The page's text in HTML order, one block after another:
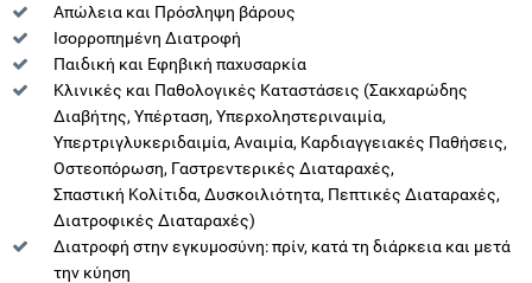
Απώλεια και Πρόσληψη βάρους
Ισορροπημένη Διατροφή
Παιδική και Εφηβική παχυσαρκία
Κλινικές και Παθολογικές Καταστάσεις (Σακχαρώδης
Διαβήτης, Υπέρταση, Υπερχοληστεριναιμία,
Υπερτριγλυκεριδαιμία, Αναιμία, Καρδιαγγειακές Παθήσεις,
Οστεοπόρωση, Γαστρεντερικές Διαταραχές,
Σπαστική Κολίτιδα, Δυσκοιλιότητα, Πεπτικές Διαταραχές,
Διατροφικές Διαταραχές)
Διατροφή στην εγκυμοσύνη: πρίν, κατά τη διάρκεια και μετά
την κύηση